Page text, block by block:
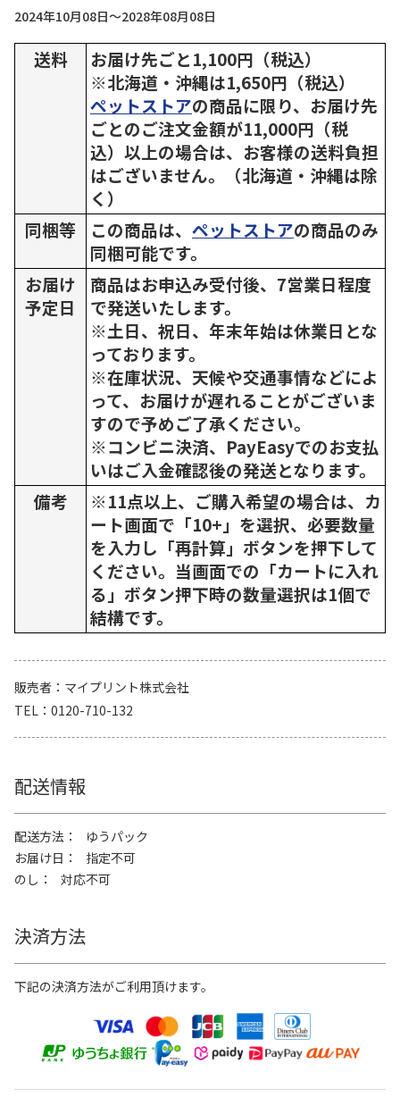
2024年10月08日～2028年08月08日
送料
お届け先ごと1,100円（税込）
※北海道・沖縄は1,650円（税込）
ペットストアの商品に限り、お届け先
ごとのご注文金額が11,000円（税
込）以上の場合は、お客様の送料負担
はございません。（北海道・沖縄は除
く）
同梱等
この商品は、 ペットストアの商品のみ
同梱可能です。
お届け
予定日
商品はお申込み受付後、7営業日程度
で発送いたします。
※土日、祝日、年末年始は休業日とな
っております。
※在庫状況、天候や交通事情などによ
って、お届けが遅れることがございま
すので予めご了承ください。
※コンビニ決済、PayEasyでのお支払
いはご入金確認後の発送となります。
備考
※11点以上、ご購入希望の場合は、カ
ート画面で「10+」を選択、必要数量
を入力し「再計算」ボタンを押下して
ください。当画面での「カートに入れ
る」ボタン押下時の数量選択は1個で
結構です。
販売者
マイプリント株式会社
TEL
0120-710-132
配送情報
配送方法
ゆうパック
お届け日
指定不可
のし
対応不可
決済方法
下記の決済方法がご利用頂けます。